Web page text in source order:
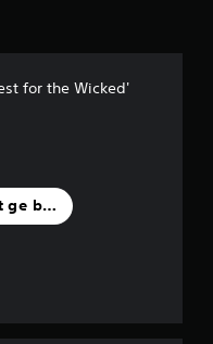
for the Wicked'
ge betyg